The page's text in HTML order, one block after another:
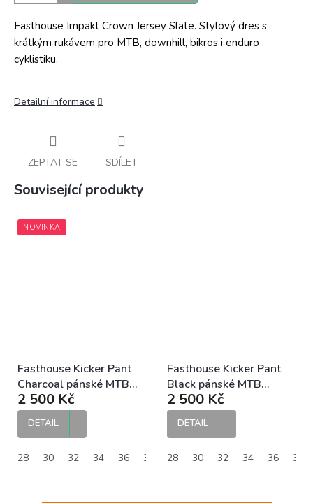
Fasthouse Impakt Crown Jersey Slate. Stylový dres s
krátkým rukávem pro MTB, downhill, bikros i enduro
cyklistiku.
Detailní informace
ZEPTAT SE SDÍLET
Související produkty
NOVINKA
Fasthouse Kicker Pant
Charcoal pánské MTB
kalhoty
2 500 Kč
DETAIL
28 30 32 34 36 38
Fasthouse Kicker Pant
Black pánské MTB
kalhoty
2 500 Kč
DETAIL
28 30 32 34 36 38